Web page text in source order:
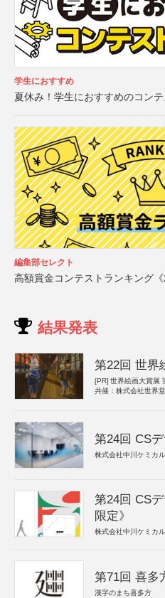
学生におすすめ
夏休み！学生におすすめのコン
編集部セレクト
高額賞金コンテストランキング《
結果発表
第22回 世界
[PR] 世界絵画大賞展
共催：株式会社世界堂
第24回 CS
株式会社中川ケミカル
第24回 CS
限定》
株式会社中川ケミカル
第71回 喜多
漢字のまち喜多方